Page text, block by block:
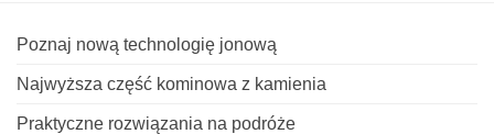
Poznaj nową technologię jonową
Najwyższa część kominowa z kamienia
Praktyczne rozwiązania na podróże